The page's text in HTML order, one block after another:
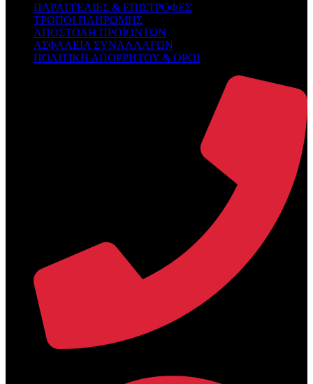
ΠΑΡΑΓΓΕΛΙΕΣ & ΕΠΙΣΤΡΟΦΕΣ
ΤΡΟΠΟΙ ΠΛΗΡΩΜΗΣ
ΑΠΟΣΤΟΛΗ ΠΡΟΪΟΝΤΩΝ
ΑΣΦΑΛΕΙΑ ΣΥΝΑΛΛΑΓΩΝ
ΠΟΛΙΤΙΚΗ ΑΠΟΡΡΗΤΟΥ & ΟΡΟΙ